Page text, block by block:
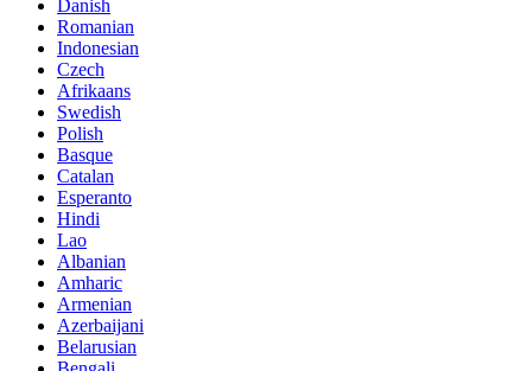
Danish
Romanian
Indonesian
Czech
Afrikaans
Swedish
Polish
Basque
Catalan
Esperanto
Hindi
Lao
Albanian
Amharic
Armenian
Azerbaijani
Belarusian